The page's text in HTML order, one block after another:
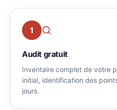
1
Audit gratuit
Inventaire complet de votre
initial, identification des
jours.